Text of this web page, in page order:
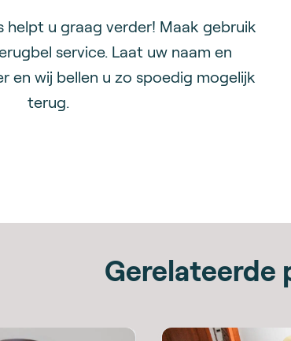
helpt u graag verder! Maak gebruik
service. Laat uw naam en
en wij bellen u zo spoedig mogelijk
terug.
Gerelateerde